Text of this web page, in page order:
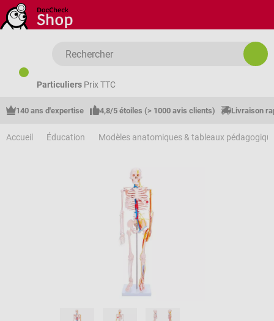
Passer au contenu principal
Particuliers Prix TTC
140 ans d'expertise 4,8/5 étoiles (> 1000 avis clients) Livraison
Accueil Éducation Modèles anatomiques & tableaux